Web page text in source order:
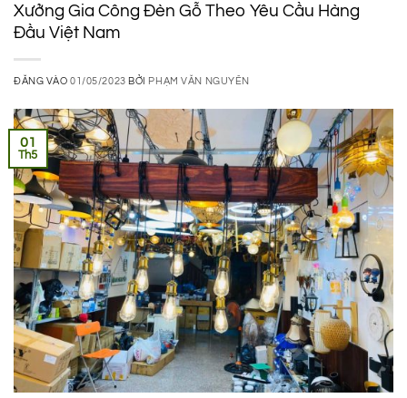
Xưởng Gia Công Đèn Gỗ Theo Yêu Cầu Hàng
Đầu Việt Nam
ĐĂNG VÀO01/05/2023 BỞI PHẠM VĂN NGUYÊN
01
Th5